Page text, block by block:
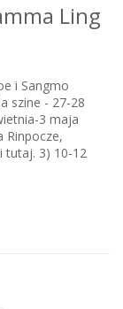
Ling
i Sangmo
szine - 27-28
3 maja
Rinpocze,
tutaj. 3) 10-12